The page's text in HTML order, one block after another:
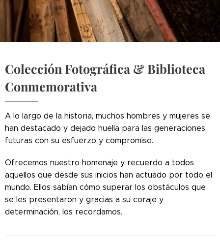
Colección Fotográfica & Biblioteca
Conmemorativa
A lo largo de la historia, muchos hombres y mujeres se
han destacado y dejado huella para las generaciones
futuras con su esfuerzo y compromiso.
Ofrecemos nuestro homenaje y recuerdo a todos
aquellos que desde sus inicios han actuado por todo el
mundo. Ellos sabían cómo superar los obstáculos que
se les presentaron y gracias a su coraje y
determinación, los recordamos.